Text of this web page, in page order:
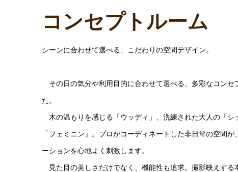
コンセプトルーム
シーンに合わせて選べる、こだわりの空間デザイン。
その日の気分や利用目的に合わせて選べる、多彩なコンセ
た。
木の温もりを感じる「ウッディ」、洗練された大人の「シ
「フェミニン」。プロがコーディネートした非日常の空間
ーションを心地よく刺激します。
見た目の美しさだけでなく、機能性も追求。撮影映えする